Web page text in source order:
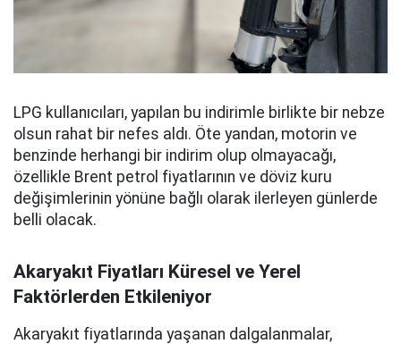
LPG kullanıcıları, yapılan bu indirimle birlikte bir nebze
olsun rahat bir nefes aldı. Öte yandan, motorin ve
benzinde herhangi bir indirim olup olmayacağı,
özellikle Brent petrol fiyatlarının ve döviz kuru
değişimlerinin yönüne bağlı olarak ilerleyen günlerde
belli olacak.
Akaryakıt Fiyatları Küresel ve Yerel
Faktörlerden Etkileniyor
Akaryakıt fiyatlarında yaşanan dalgalanmalar,